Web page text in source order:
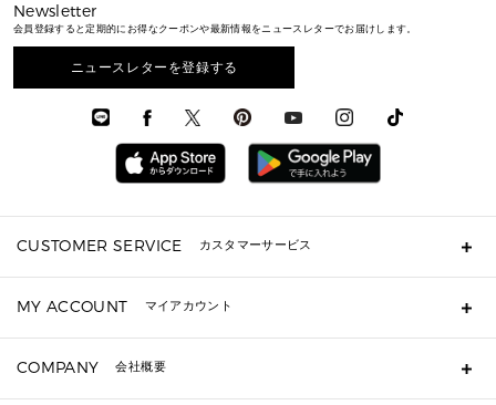
時計
メンズ バッグ
メンズ 財布・小物
メンズ ウェア
メンズ 時計・その他
メンズ財布・小物
メンズアクセサリー
メンズシューズ
メンズウェア
3 IN 1 / 2 IN 1 バッグ
▶ メンズすべて
お財布レビュー ▸
▶ バッグすべて
通勤・通学アイテム
▶ 財布すべて
ミニ財布・フラグメントケース
折り財布(二つ折り・三つ折り)
長財布
▶ 小物すべて
キーケース
定期ケース・カードケース・名刺入れ
ポーチ
サンダル
シューズ・靴
ウェア
エディターレビュー
Newsletter
会員登録すると定期的にお得なクーポンや最新情報をニュースレターでお届けします。
ニュースレターを登録する
CUSTOMER SERVICE カスタマーサービス
ギフト用にラッピングができますか？
ショッピングバッグを購入商品分送ってもらえますか？
注文後に完了メールが受信できないのですが？
MY ACCOUNT マイアカウント
COMPANY 会社概要